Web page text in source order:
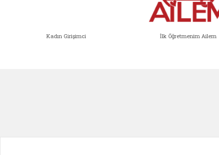
Kadın Girişimci İlk Öğretmenim Ailem